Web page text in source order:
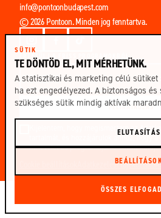
info@pontoonbudapest.com
© 2026 Pontoon. Minden jog fenntartva.
ÉRTESÜLJ A FRISS PROGRAMOKRÓL
Kijelentem, hogy megismertem az
tartalmát, és hozzájárulok ahhoz, hogy a
hírlevelet és programajánló emailt
FELIRATKOZÁS
Adatkezelési tájékoztató
SÜTIK
TE DÖNTÖD EL, MIT MÉRHETÜNK.
A statisztikai és marketing célú sütiket
ha ezt engedélyezed. A biztonságos
szükséges sütik mindig aktívak
ELUTASÍTÁS
ÖSSZES